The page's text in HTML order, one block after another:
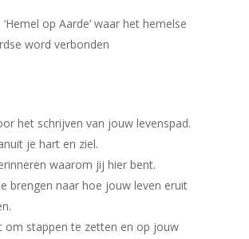
op Aarde’ waar het hemelse
word verbonden
het schrijven van jouw levenspad.
je hart en ziel.
waarom jij hier bent.
brengen naar hoe jouw leven eruit
om stappen te zetten en op jouw